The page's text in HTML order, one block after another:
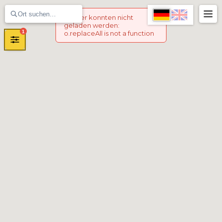
Marker konnten nicht
geladen werden:
o.replaceAll is not a function
1